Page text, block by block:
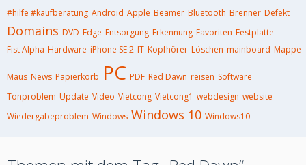
#hilfe #kaufberatung Android Apple Beamer Bluetooth Brenner Defekt
Domains DVD Edge Entsorgung Erkennung Favoriten Festplatte
Fist Alpha Hardware iPhone SE 2 IT Kopfhörer Löschen mainboard Mappe
Maus News Papierkorb PC PDF Red Dawn reisen Software
Tonproblem Update Video Vietcong Vietcong1 webdesign website
Wiedergabeproblem Windows Windows 10 Windows10